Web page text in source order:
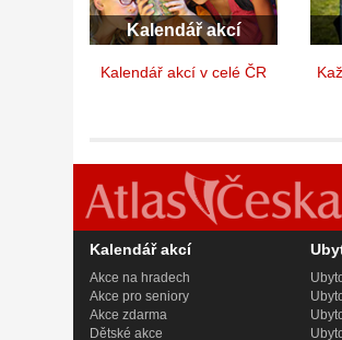
Kalendář akcí
Kalendář akcí v celé ČR
Kalendář akcí
Akce na hradech
Akce pro seniory
Akce zdarma
Dětské akce